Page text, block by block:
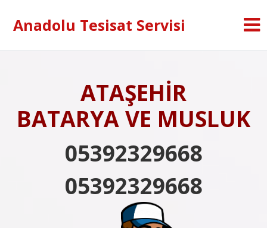
Anadolu Tesisat Servisi
ATAŞEHİR
BATARYA VE MUSLUK
05392329668
05392329668